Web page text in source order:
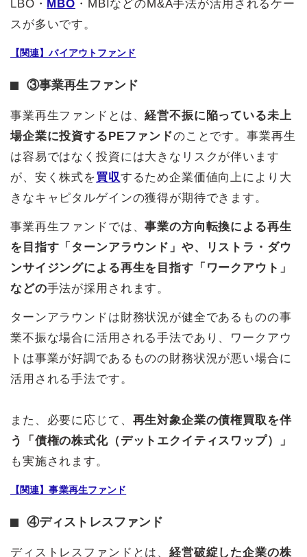
LBO・ MBO ・MBIなどのM&A手法が活用されるケー
スが多いです。
【関連】バイアウトファンド
③事業再生ファンド
事業再生ファンドとは、経営不振に陥っている未上
場企業に投資するPEファンドのことです。事業再生
は容易ではなく投資には大きなリスクが伴います
が、安く株式を買収するため企業価値向上により大
きなキャピタルゲインの獲得が期待できます。
事業再生ファンドでは、事業の方向転換による再生
を目指す「ターンアラウンド」や、リストラ・ダウ
ンサイジングによる再生を目指す「ワークアウト」
などの手法が採用されます。
ターンアラウンドは財務状況が健全であるものの事
業不振な場合に活用される手法であり、ワークアウ
トは事業が好調であるものの財務状況が悪い場合に
活用される手法です。
また、必要に応じて、 再生対象企業の債権買取を伴
う「債権の株式化（デットエクイティスワップ）」
も実施されます。
【関連】事業再生ファンド
④ディストレスファンド
ディストレスファンドとは、経営破綻した企業の株